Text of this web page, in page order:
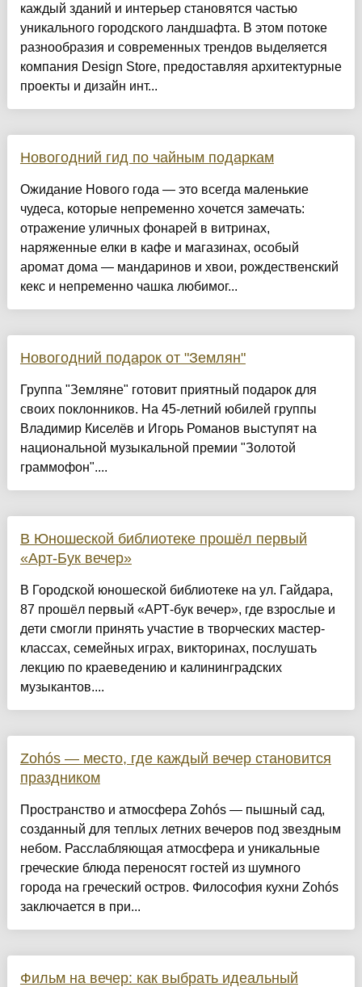
каждый зданий и интерьер становятся частью
уникального городского ландшафта. В этом потоке
разнообразия и современных трендов выделяется
компания Design Store, предоставляя архитектурные
проекты и дизайн инт...
Новогодний гид по чайным подаркам
Ожидание Нового года — это всегда маленькие
чудеса, которые непременно хочется замечать:
отражение уличных фонарей в витринах,
наряженные елки в кафе и магазинах, особый
аромат дома — мандаринов и хвои, рождественский
кекс и непременно чашка любимог...
Новогодний подарок от "Землян"
Группа "Земляне" готовит приятный подарок для
своих поклонников. На 45-летний юбилей группы
Владимир Киселёв и Иг орь Романов выступят на
национальной музыкальной премии "Золотой
граммофон"....
В Юношеской библиотеке прошёл первый
«Арт-Бук вечер»
В Городской юношеской библиотеке на ул. Гайдара,
87 прошёл первый «АРТ-бук вечер», где взрослые и
дети смогли принять участие в творческих мастер-
классах, семейных играх, викторинах, послушать
лекцию по краеведению и калининградских
музыкантов....
Zohós — место, где каждый вечер становится
праздником
Пространство и атмосфера Zohós — пышный сад,
созданный для теплых летних вечеров под звездным
небом. Расслабляющая атмосфера и уникальные
греческие блюда переносят гостей из шумного
города на греческий остров. Философия кухни Zohós
заключается в при...
Фильм на вечер: как выбрать идеальный